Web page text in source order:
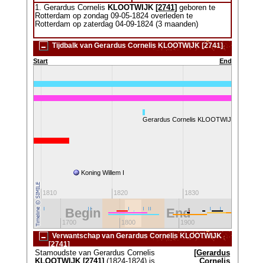
1. Gerardus Cornelis KLOOTWIJK [2741] geboren te
Rotterdam op zondag 09-05-1824 overleden te
Rotterdam op zaterdag 04-09-1824 (3 maanden)
Tijdbalk van Gerardus Cornelis KLOOTWIJK [2741]
Start End
1810 1820 1830
Gerardus Cornelis KLOOTWIJK (1824-
Koning Willem I
1700 1800 1900
Begin End
Verwantschap van Gerardus Cornelis KLOOTWIJK
[2741]
Stamoudste van Gerardus Cornelis
KLOOTWIJK [2741] (1824-1824) is
[Gerardus
Cornelis